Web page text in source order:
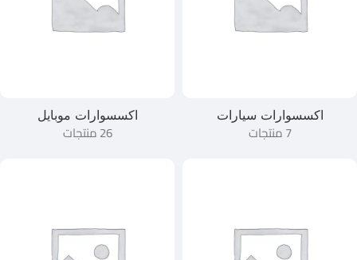
اكسسوارات سيارات
7 منتجات
اكسسوارات موبايل
26 منتجات